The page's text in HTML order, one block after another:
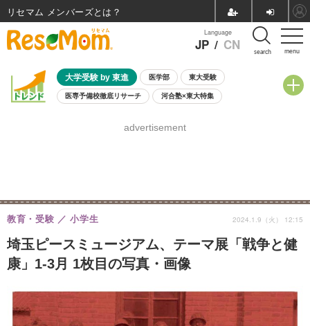
menu
Language
JP / CN search
大学受験 by 東進 医学部 東大受験
医専予備校徹底リサーチ 河合塾×東大特集
8月開催学校説明会・相談会
advertisement
埼玉ピースミュージアム、テーマ展「戦争と健
康」1-3月 1枚目の写真・画像
教育・受験 小学生 2024.1.9（火） 12:15
リセマム メンバーズ